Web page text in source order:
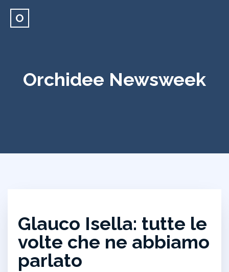
O
Orchidee Newsweek
Glauco Isella: tutte le
volte che ne abbiamo
parlato